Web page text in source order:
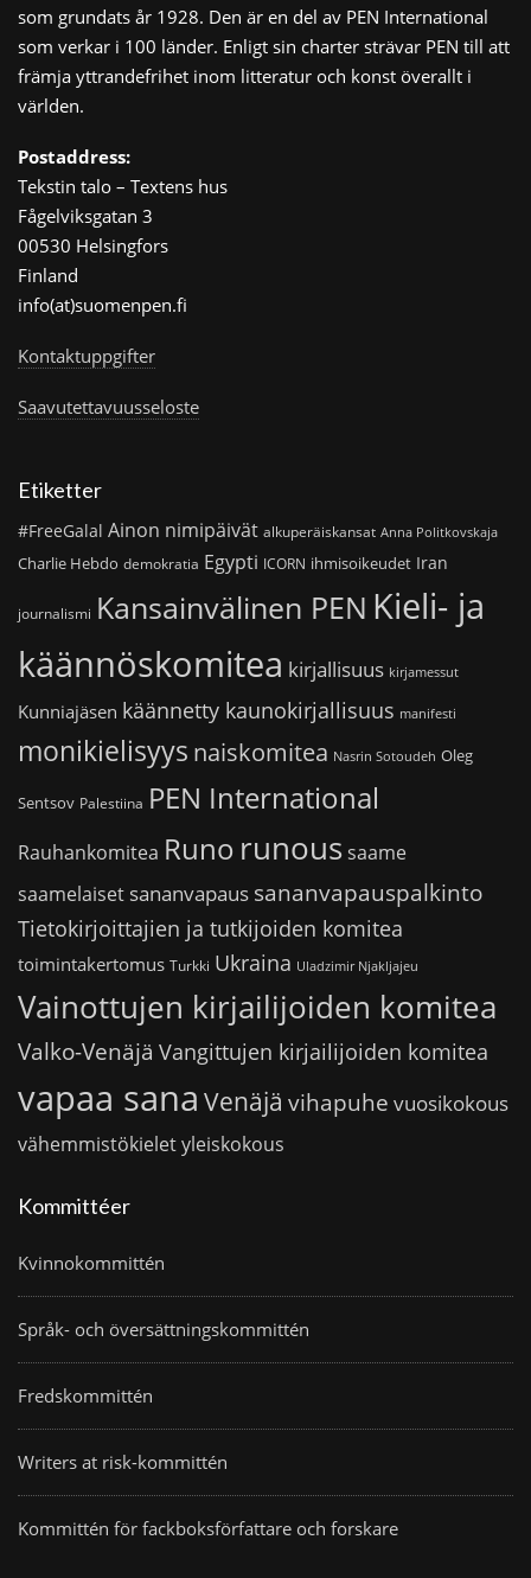
som grundats år 1928. Den är en del av PEN International
som verkar i 100 länder. Enligt sin charter strävar PEN till att
främja yttrandefrihet inom litteratur och konst överallt i
världen.
Postaddress:
Tekstin talo – Textens hus
Fågelviksgatan 3
00530 Helsingfors
Finland
info(at)suomenpen.fi
Kontaktuppgifter
Saavutettavuusseloste
Etiketter
#FreeGalal Ainon nimipäivät alkuperäiskansat Anna Politkovskaja
Charlie Hebdo demokratia Egypti ICORN ihmisoikeudet Iran
journalismi Kansainvälinen PEN Kieli- ja
käännöskomitea kirjallisuus kirjamessut
Kunniajäsen käännetty kaunokirjallisuus manifesti
monikielisyys naiskomitea Nasrin Sotoudeh Oleg
Sentsov Palestiina PEN International
Rauhankomitea Runo runoussaame
saamelaiset sananvapaus sananvapauspalkinto
Tietokirjoittajien ja tutkijoiden komitea
toimintakertomus Turkki Ukraina Uladzimir Njakljajeu
Vainottujen kirjailijoiden komitea
Valko-Venäjä Vangittujen kirjailijoiden komitea
vapaa sana Venäjä vihapuhe vuosikokous
vähemmistökieletyleiskokous
Kommittéer
Kvinnokommittén
Språk- och översättningskommittén
Fredskommittén
Writers at risk-kommittén
Kommittén för fackboksförfattare och forskare